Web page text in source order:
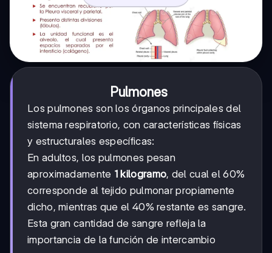
Pulmones
Los pulmones son los órganos principales del
sistema respiratorio, con características físicas
y estructurales específicas:
En adultos, los pulmones pesan
aproximadamente 1 kilogramo, del cual el 60%
corresponde al tejido pulmonar propiamente
dicho, mientras que el 40% restante es sangre.
Esta gran cantidad de sangre refleja la
importancia de la función de intercambio